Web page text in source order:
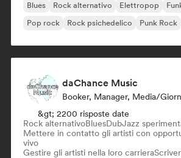
Blues Rock alternativo Elettropop
Pop rock
Rock psichedelico Punk Rock
daChance Music
Booker, Manager, Media/
&gt; 2200 risposte date
Rock alternativoBluesDubJazz
Mettere in contatto gli artisti con
vivo
Gestire gli artisti nella loro carriera